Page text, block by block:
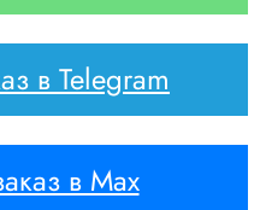
в Telegram
в Max